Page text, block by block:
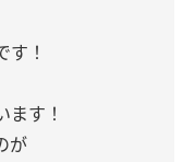
！
す！
が